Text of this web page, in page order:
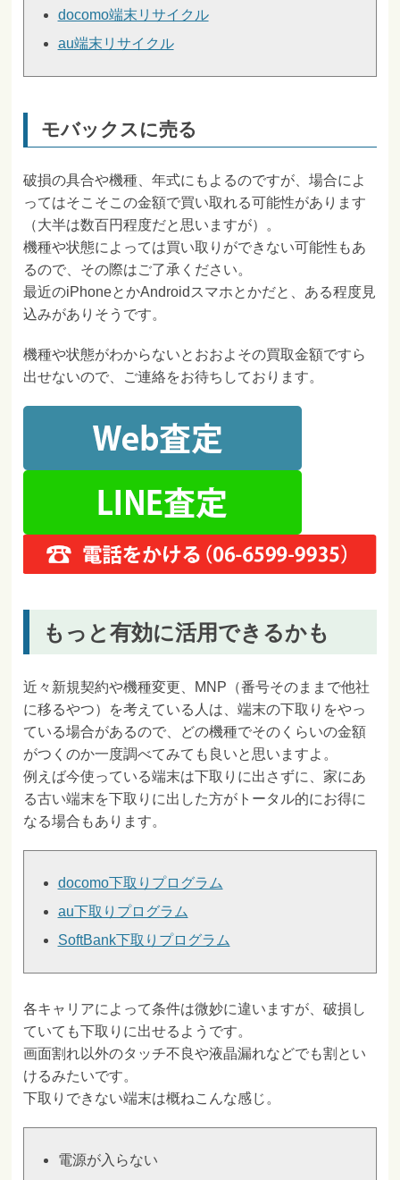
docomo端末リサイクル
au端末リサイクル
モバックスに売る
破損の具合や機種、年式にもよるのですが、場合によ
ってはそこそこの金額で買い取れる可能性があります
（大半は数百円程度だと思いますが）。
機種や状態によっては買い取りができない可能性もあ
るので、その際はご了承ください。
最近のiPhoneとかAndroidスマホとかだと、ある程度見
込みがありそうです。
機種や状態がわからないとおおよその買取金額ですら
出せないので、ご連絡をお待ちしております。
もっと有効に活用できるかも
近々新規契約や機種変更、MNP（番号そのままで他社
に移るやつ）を考えている人は、端末の下取りをやっ
ている場合があるので、どの機種でそのくらいの金額
がつくのか一度調べてみても良いと思いますよ。
例えば今使っている端末は下取りに出さずに、家にあ
る古い端末を下取りに出した方がトータル的にお得に
なる場合もあります。
docomo下取りプログラム
au下取りプログラム
SoftBank下取りプログラム
各キャリアによって条件は微妙に違いますが、破損し
ていても下取りに出せるようです。
画面割れ以外のタッチ不良や液晶漏れなどでも割とい
けるみたいです。
下取りできない端末は概ねこんな感じ。
電源が入らない